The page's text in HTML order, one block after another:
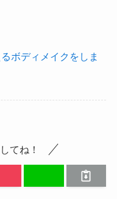
ボディメイクをしま
てね！